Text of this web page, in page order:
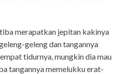
merapatkan jepitan kakinya
geleng dan tangannya
tidurnya, mungkin dia mau
tangannya memelukku erat-